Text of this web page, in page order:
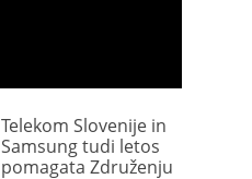
Telekom Slovenije in
Samsung tudi letos
pomagata Združenju